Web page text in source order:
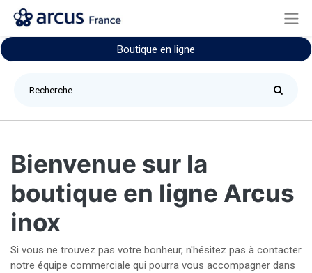
Boutique en ligne
Bienvenue sur la
boutique en ligne Arcus
inox
Si vous ne trouvez pas votre bonheur, n'hésitez pas à contacter
notre équipe commerciale qui pourra vous accompagner dans